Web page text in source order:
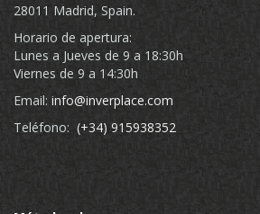
28011 Madrid, Spain.
Horario de apertura:
Lunes a Jueves de 9 a 18:30h
Viernes de 9 a 14:30h
Email: info@inverplace.com
Teléfono: (+34) 915938352